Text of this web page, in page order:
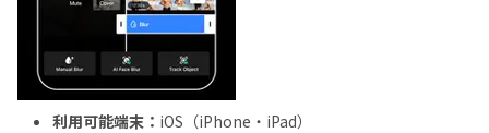
利用可能端末： iOS（iPhone・iPad）